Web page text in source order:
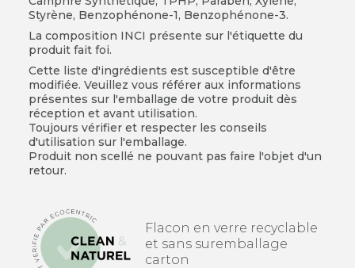
Styrène, Benzophénone-1, Benzophénone-3.
La composition INCI présente sur l'étiquette du
produit fait foi.
Cette liste d'ingrédients est susceptible d'être
modifiée. Veuillez vous référer aux informations
présentes sur l'emballage de votre produit dès
réception et avant utilisation.
Toujours vérifier et respecter les conseils
d'utilisation sur l'emballage.
Produit non scellé ne pouvant pas faire l'objet d'un
retour.
Flacon en verre recyclable
et sans suremballage
carton